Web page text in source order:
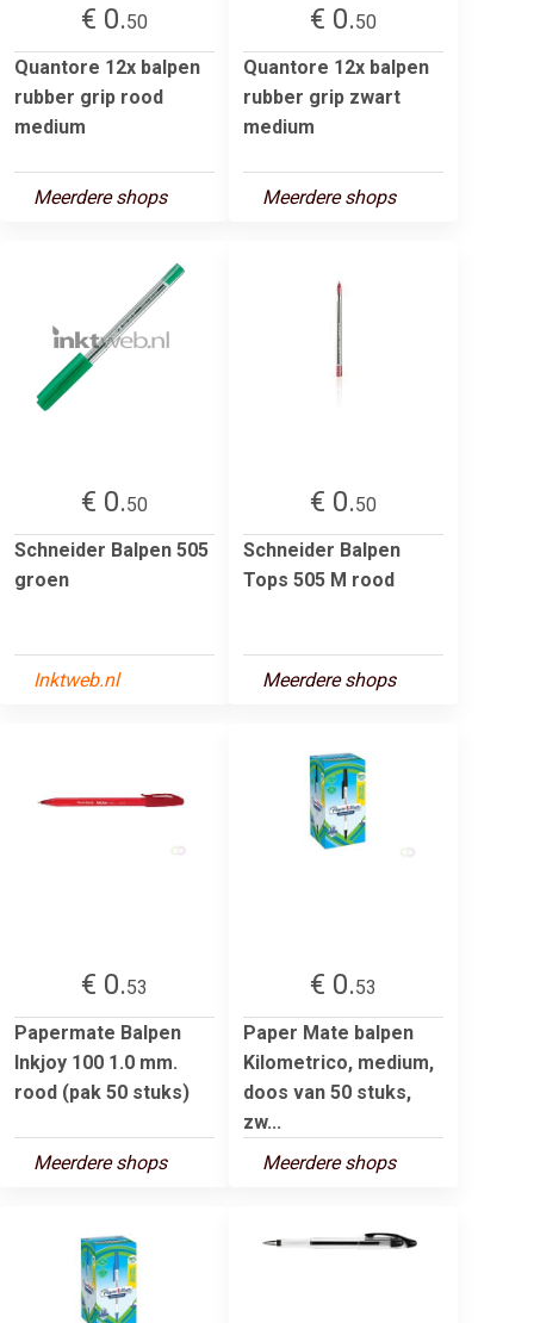
€ 0.50
Quantore 12x balpen
rubber grip rood
medium
Meerdere shops
€ 0.50
Quantore 12x balpen
rubber grip zwart
medium
Meerdere shops
€ 0.50
Schneider Balpen 505
groen
Inktweb.nl
€ 0.50
Schneider Balpen
Tops 505 M rood
Meerdere shops
€ 0.53
Papermate Balpen
Inkjoy 100 1.0 mm.
rood (pak 50 stuks)
Meerdere shops
€ 0.53
Paper Mate balpen
Kilometrico, medium,
doos van 50 stuks,
zw...
Meerdere shops